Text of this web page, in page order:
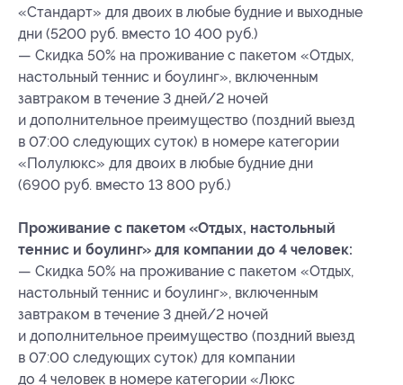
«Стандарт» для двоих в любые будние и выходные
дни (5200 руб. вместо 10 400 руб.)
— Скидка 50% на проживание с пакетом «Отдых,
настольный теннис и боулинг», включенным
завтраком в течение 3 дней/2 ночей
и дополнительное преимущество (поздний выезд
в 07:00 следующих суток) в номере категории
«Полулюкс» для двоих в любые будние дни
(6900 руб. вместо 13 800 руб.)
Проживание с пакетом «Отдых, настольный
теннис и боулинг» для компании до 4 человек:
— Скидка 50% на проживание с пакетом «Отдых,
настольный теннис и боулинг», включенным
завтраком в течение 3 дней/2 ночей
и дополнительное преимущество (поздний выезд
в 07:00 следующих суток) для компании
до 4 человек в номере категории «Люкс